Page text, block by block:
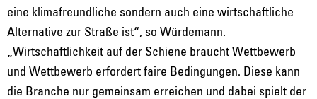
eine klimafreundliche sondern auch eine wirtschaftliche
Alternative zur Straße ist“, so Würdemann.
„Wirtschaftlichkeit auf der Schiene braucht Wettbewerb
und Wettbewerb erfordert faire Bedingungen. Diese kann
die Branche nur gemeinsam erreichen und dabei spielt der